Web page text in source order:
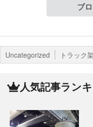
ブ
Uncategorized トラック
人気記事ラン